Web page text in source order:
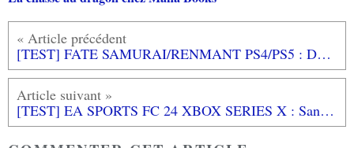
[TEST] FATE SAMURAI/RENMANT PS4/PS5 : Du visual novel et du musou pour les fans de la saga
[TEST] EA SPORTS FC 24 XBOX SERIES X : Sans FIFA, la fête est moins folle...